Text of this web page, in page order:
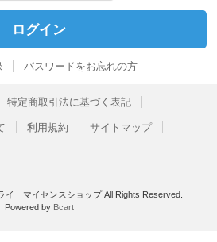
パスワードをお忘れの方
特定商取引法に基づく表記
利用規約 サイトマップ
イ マイセンスショップ All Rights Reserved.
Powered by Bcart